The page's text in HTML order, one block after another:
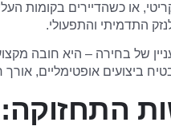
או כשהדיירים בקומות
התדמיתי והתפעולי.
של בחירה – היא חובה
ביצועים אופטימליים, אורך